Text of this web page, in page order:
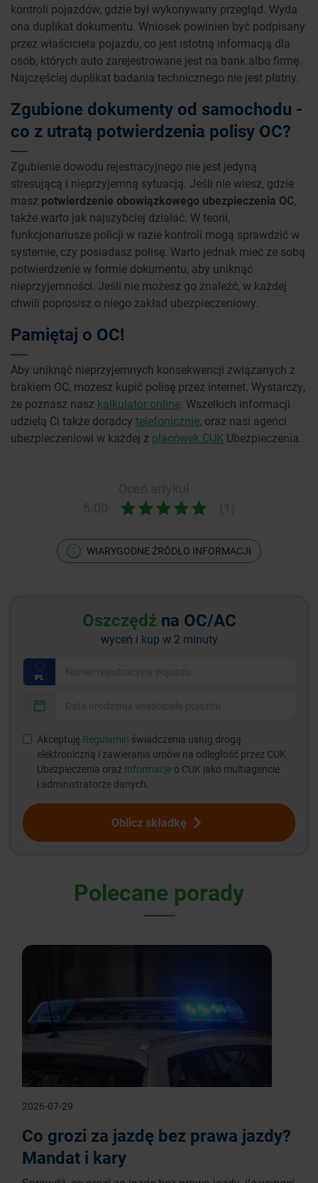
kontroli pojazdów, gdzie był wykonywany przegląd. Wyda
ona duplikat dokumentu. Wniosek powinien być podpisany
przez właściciela pojazdu, co jest istotną informacją dla
osób, których auto zarejestrowane jest na bank albo firmę.
Najczęściej duplikat badania technicznego nie jest płatny.
Zgubione dokumenty od samochodu -
co z utratą potwierdzenia polisy OC?
Zgubienie dowodu rejestracyjnego nie jest jedyną
stresującą i nieprzyjemną sytuacją. Jeśli nie wiesz, gdzie
masz potwierdzenie obowiązkowego ubezpieczenia OC,
także warto jak najszybciej działać. W teorii,
funkcjonariusze policji w razie kontroli mogą sprawdzić w
systemie, czy posiadasz polisę. Warto jednak mieć ze sobą
potwierdzenie w formie dokumentu, aby uniknąć
nieprzyjemności. Jeśli nie możesz go znaleźć, w każdej
chwili poprosisz o niego zakład ubezpieczeniowy.
Pamiętaj o OC!
Aby uniknąć nieprzyjemnych konsekwencji związanych z
brakiem OC, możesz kupić polisę przez internet. Wystarczy,
że poznasz nasz kalkulator online. Wszelkich informacji
udzielą Ci także doradcy telefonicznie, oraz nasi agenci
ubezpieczeniowi w każdej z placówek CUK Ubezpieczenia.
WIARYGODNE ŹRÓDŁO INFORMACJI
Oszczędź na OC/AC
wyceń i kup w 2 minuty
Akceptuję Regulamin świadczenia usług drogą
elektroniczną i zawierania umów na odległość przez CUK
Ubezpieczenia oraz Informacje o CUK jako multiagencie
i administratorze danych.
Oblicz składkę
Polecane porady
2026-07-29
Co grozi za jazdę bez prawa jazdy?
Mandat i kary